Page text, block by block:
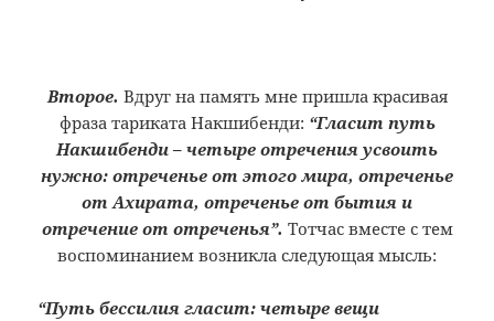
Второе. Вдруг на память мне пришла красивая
фраза тариката Накшибенди: “Гласит путь
Накшибенди – четыре отречения усвоить
нужно: отреченье от этого мира, отреченье
от Ахирата, отреченье от бытия и
отречение от отреченья”. Тотчас вместе с тем
воспоминанием возникла следующая мысль:
“Путь бессилия гласит: четыре вещи